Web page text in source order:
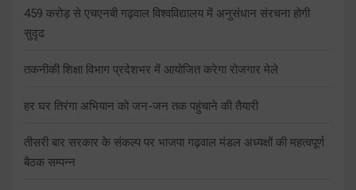
459 करोड़ से एचएनबी गढ़वाल विश्वविद्यालय में अनुसंधान संरचना होगी
सुदृढ
तकनीकी शिक्षा विभाग प्रदेशभर में आयोजित करेगा रोजगार मेले
हर घर तिरंगा अभियान को जन-जन तक पहुंचाने की तैयारी
तीसरी बार सरकार के संकल्प पर भाजपा गढ़वाल मंडल अध्यक्षों की महत्वपूर्ण
बैठक सम्पन्न